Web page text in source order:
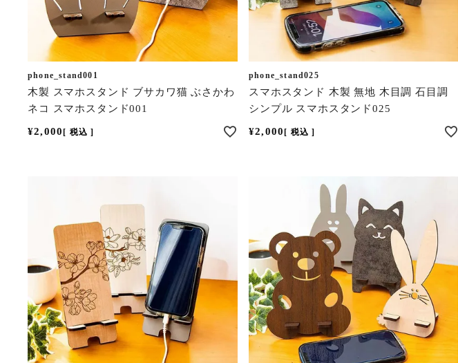
phone_stand001
木製 スマホスタンド ブサカワ猫 ぶさかわ
ネコ スマホスタンド001
¥2,000 税込
phone_stand025
スマホスタンド 木製 無地 木目調 石目調
シンプル スマホスタンド025
¥2,000 税込